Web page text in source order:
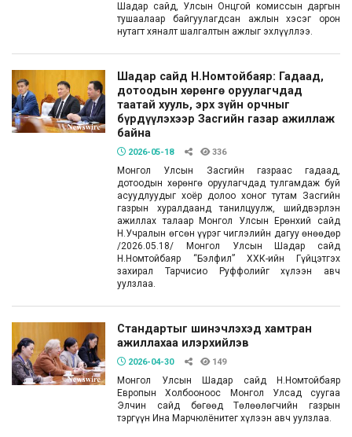
Шадар сайд, Улсын Онцгой комиссын даргын
тушаалаар байгуулагдсан ажлын хэсэг орон
нутагт хяналт шалгалтын ажлыг эхлүүллээ.
Шадар сайд Н.Номтойбаяр: Гадаад,
дотоодын хөрөнгө оруулагчдад
таатай хууль, эрх зүйн орчныг
бүрдүүлэхээр Засгийн газар ажиллаж
байна
2026-05-18 336
Монгол Улсын Засгийн газраас гадаад,
дотоодын хөрөнгө оруулагчдад тулгамдаж буй
асуудлуудыг хоёр долоо хоног тутам Засгийн
газрын хуралдаанд танилцуулж, шийдвэрлэн
ажиллах талаар Монгол Улсын Ерөнхий сайд
Н.Учралын өгсөн үүрэг чиглэлийн дагуу өнөөдөр
/2026.05.18/ Монгол Улсын Шадар сайд
Н.Номтойбаяр “Бэлфил” ХХК-ийн Гүйцэтгэх
захирал Тарчисио Руффолийг хүлээн авч
уулзлаа.
Стандартыг шинэчлэхэд хамтран
ажиллахаа илэрхийлэв
2026-04-30 149
Монгол Улсын Шадар сайд Н.Номтойбаяр
Европын Холбооноос Монгол Улсад суугаа
Элчин сайд бөгөөд Төлөөлөгчийн газрын
тэргүүн Ина Марчюлёнитег хүлээн авч уулзлаа.